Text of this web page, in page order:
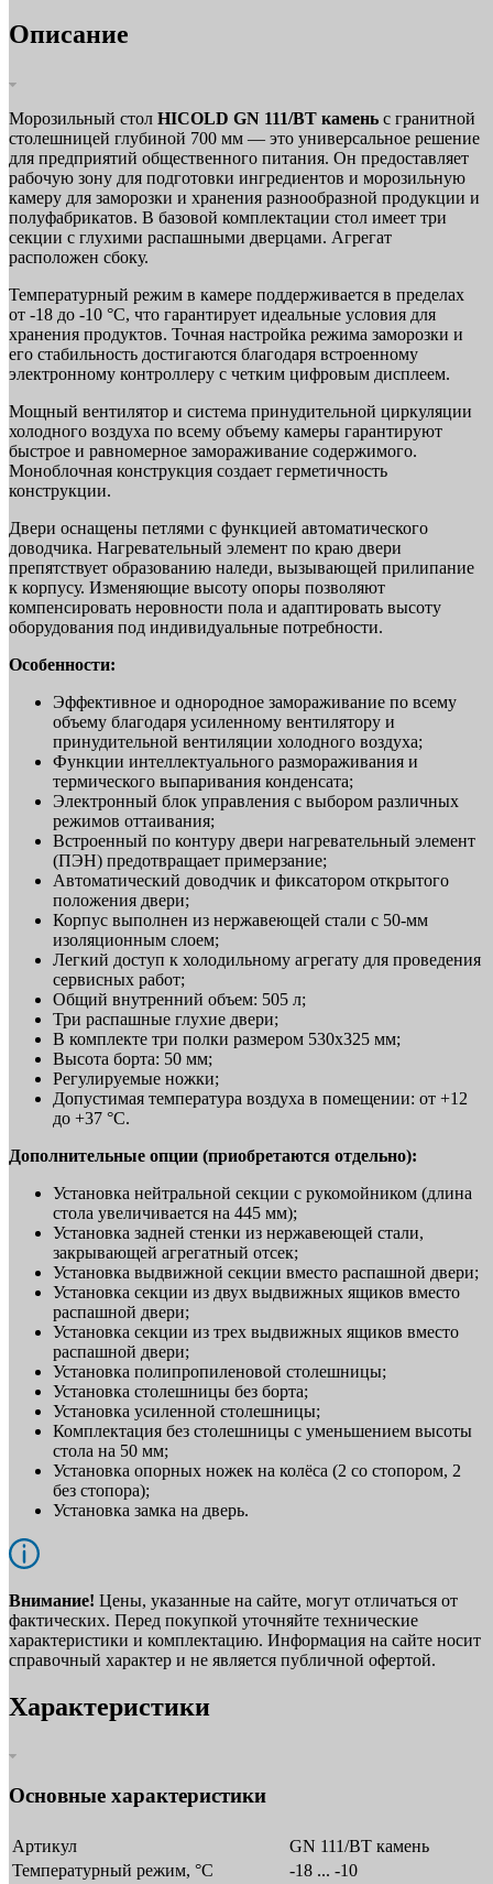
Описание
Морозильный стол HICOLD GN 111/BT камень с гранитной
столешницей глубиной 700 мм — это универсальное решение
для предприятий общественного питания. Он предоставляет
рабочую зону для подготовки ингредиентов и морозильную
камеру для заморозки и хранения разнообразной продукции и
полуфабрикатов. В базовой комплектации стол имеет три
секции с глухими распашными дверцами. Агрегат
расположен сбоку.
Температурный режим в камере поддерживается в пределах
от -18 до -10 °C, что гарантирует идеальные условия для
хранения продуктов. Точная настройка режима заморозки и
его стабильность достигаются благодаря встроенному
электронному контроллеру с четким цифровым дисплеем.
Мощный вентилятор и система принудительной циркуляции
холодного воздуха по всему объему камеры гарантируют
быстрое и равномерное замораживание содержимого.
Моноблочная конструкция создает герметичность
конструкции.
Двери оснащены петлями с функцией автоматического
доводчика. Нагревательный элемент по краю двери
препятствует образованию наледи, вызывающей прилипание
к корпусу. Изменяющие высоту опоры позволяют
компенсировать неровности пола и адаптировать высоту
оборудования под индивидуальные потребности.
Особенности:
Эффективное и однородное замораживание по всему
объему благодаря усиленному вентилятору и
принудительной вентиляции холодного воздуха;
Функции интеллектуального размораживания и
термического выпаривания конденсата;
Электронный блок управления с выбором различных
режимов оттаивания;
Встроенный по контуру двери нагревательный элемент
(ПЭН) предотвращает примерзание;
Автоматический доводчик и фиксатором открытого
положения двери;
Корпус выполнен из нержавеющей стали с 50-мм
изоляционным слоем;
Легкий доступ к холодильному агрегату для проведения
сервисных работ;
Общий внутренний объем: 505 л;
Три распашные глухие двери;
В комплекте три полки размером 530x325 мм;
Высота борта: 50 мм;
Регулируемые ножки;
Допустимая температура воздуха в помещении: от +12
до +37 °C.
Дополнительные опции (приобретаются отдельно):
Установка нейтральной секции с рукомойником (длина
стола увеличивается на 445 мм);
Установка задней стенки из нержавеющей стали,
закрывающей агрегатный отсек;
Установка выдвижной секции вместо распашной двери;
Установка секции из двух выдвижных ящиков вместо
распашной двери;
Установка секции из трех выдвижных ящиков вместо
распашной двери;
Установка полипропиленовой столешницы;
Установка столешницы без борта;
Установка усиленной столешницы;
Комплектация без столешницы с уменьшением высоты
стола на 50 мм;
Установка опорных ножек на колёса (2 со стопором, 2
без стопора);
Установка замка на дверь.
Внимание! Цены, указанные на сайте, могут отличаться от
фактических. Перед покупкой уточняйте технические
характеристики и комплектацию. Информация на сайте носит
справочный характер и не является публичной офертой.
Характеристики
Основные характеристики
Артикул
GN 111/BT камень
Температурный режим, °C
-18 ... -10